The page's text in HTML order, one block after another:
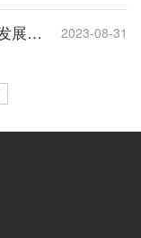
《中共中央关于制定国民经济和社会发展第十四个五年规划和二〇三五年远景目标的建议 2023-08-31